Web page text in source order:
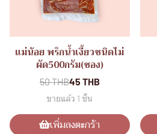
แม่น้อย พริกน้ำเงี้ยวชนิดไม่
ผัด500กรัม(ซอง)
50 THB45 THB
ขายแล้ว 1 ชิ้น
เพิ่มลงตะกร้า